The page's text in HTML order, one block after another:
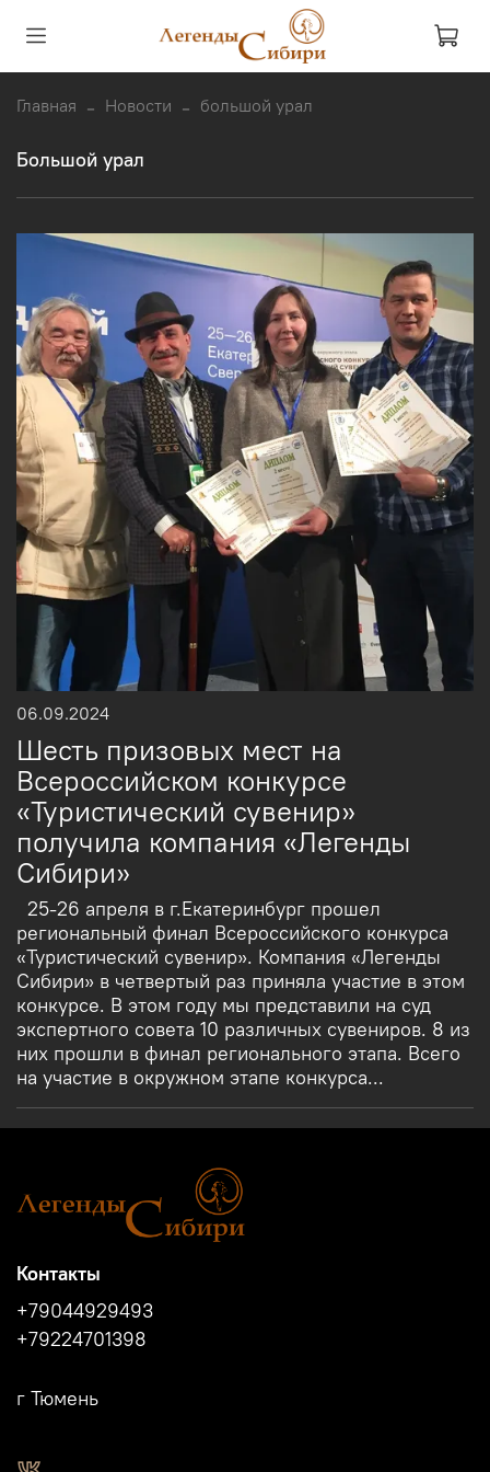
Главная Новости большой урал
большой урал
06.09.2024
Шесть призовых мест на
Всероссийском конкурсе
«Туристический сувенир»
получила компания «Легенды
Сибири»
25-26 апреля в г.Екатеринбург прошел
региональный финал Всероссийского конкурса
«Туристический сувенир». Компания «Легенды
Сибири» в четвертый раз приняла участие в этом
конкурсе. В этом году мы представили на суд
экспертного совета 10 различных сувениров. 8 из
них прошли в финал регионального этапа. Всего
на участие в окружном этапе конкурса...
Контакты
+79044929493
+79224701398
г Тюмень